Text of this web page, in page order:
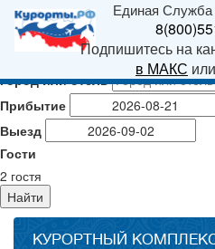
Единая Служба
Подпишитесь на
в МАКС или
Город или отель
Прибытие
Выезд
Гости
2 гостя
Найти
КУРОРТНЫЙ